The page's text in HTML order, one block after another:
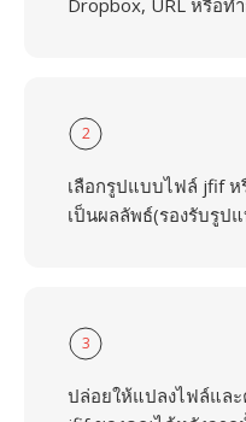
Dropbox, URL หรือท
2
เลือกรูปแบบไฟล์ jfif
เป็นผลลัพธ์(รองรับรูป
3
ปล่อยให้แปลงไฟล์แล